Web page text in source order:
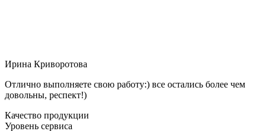
Ирина Криворотова
Отлично выполняете свою работу:) все остались более чем
довольны, респект!)
Качество продукции
Уровень сервиса